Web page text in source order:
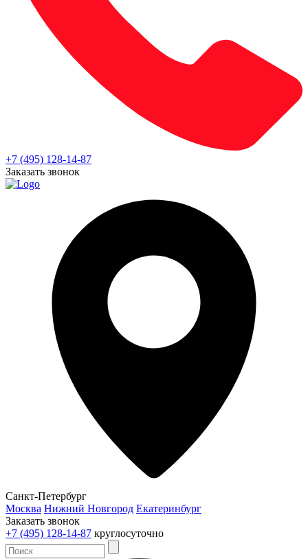
+7 (495) 128-14-87
Заказать звонок
Санкт-Петербург
Москва Нижний Новгород Екатеринбург
Заказать звонок
+7 (495) 128-14-87 круглосуточно